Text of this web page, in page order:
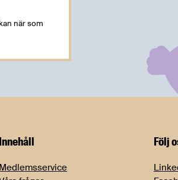
när som
Innehåll
Medlemsservice
Följ